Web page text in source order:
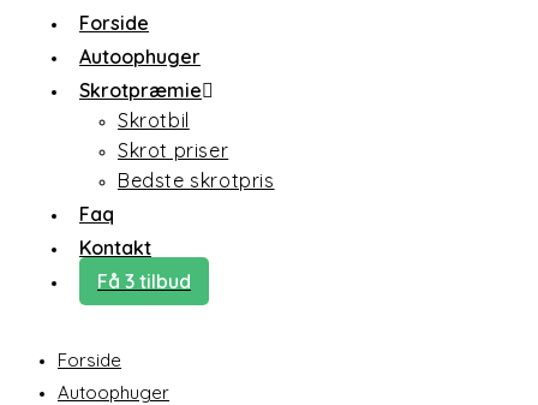
Forside
Autoophuger
Skrotpræmie
Skrotbil
Skrot priser
Bedste skrotpris
Faq
Kontakt
Få 3 tilbud
Forside
Autoophuger